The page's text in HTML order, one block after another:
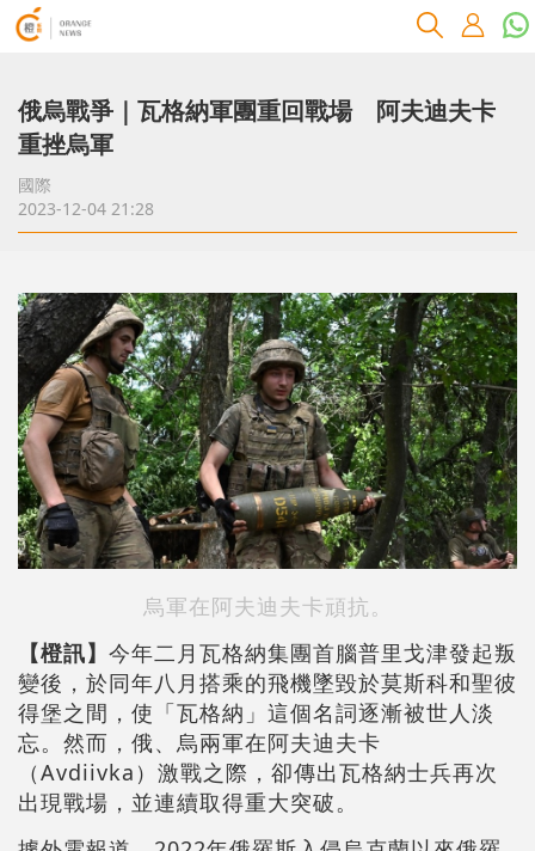
俄烏戰爭｜瓦格納軍團重回戰場 阿夫迪夫卡
重挫烏軍
國際
2023-12-04 21:28
烏軍在阿夫迪夫卡頑抗。
【橙訊】 今年二月瓦格納集團首腦普里戈津發起叛
變後，於同年八月搭乘的飛機墜毀於莫斯科和聖彼
得堡之間，使「瓦格納」這個名詞逐漸被世人淡
忘。然而，俄、烏兩軍在阿夫迪夫卡
（Avdiivka）激戰之際，卻傳出瓦格納士兵再次
出現戰場，並連續取得重大突破。